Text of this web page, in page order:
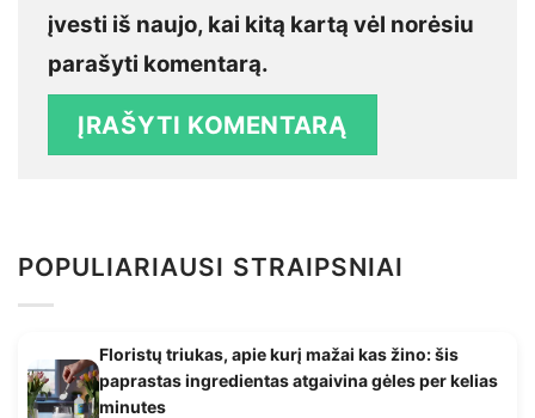
įvesti iš naujo, kai kitą kartą vėl norėsiu
parašyti komentarą.
POPULIARIAUSI STRAIPSNIAI
Floristų triukas, apie kurį mažai kas žino: šis
paprastas ingredientas atgaivina gėles per kelias
minutes